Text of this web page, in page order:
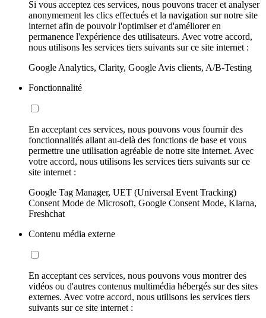
Si vous acceptez ces services, nous pouvons tracer et analyser
anonymement les clics effectués et la navigation sur notre site
internet afin de pouvoir l'optimiser et d'améliorer en
permanence l'expérience des utilisateurs. Avec votre accord,
nous utilisons les services tiers suivants sur ce site internet :
Google Analytics, Clarity, Google Avis clients, A/B-Testing
Fonctionnalité
En acceptant ces services, nous pouvons vous fournir des
fonctionnalités allant au-delà des fonctions de base et vous
permettre une utilisation agréable de notre site internet. Avec
votre accord, nous utilisons les services tiers suivants sur ce
site internet :
Google Tag Manager, UET (Universal Event Tracking)
Consent Mode de Microsoft, Google Consent Mode, Klarna,
Freshchat
Contenu média externe
En acceptant ces services, nous pouvons vous montrer des
vidéos ou d'autres contenus multimédia hébergés sur des sites
externes. Avec votre accord, nous utilisons les services tiers
suivants sur ce site internet :